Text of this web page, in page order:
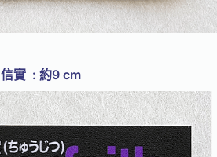
信實 : 約9 cm